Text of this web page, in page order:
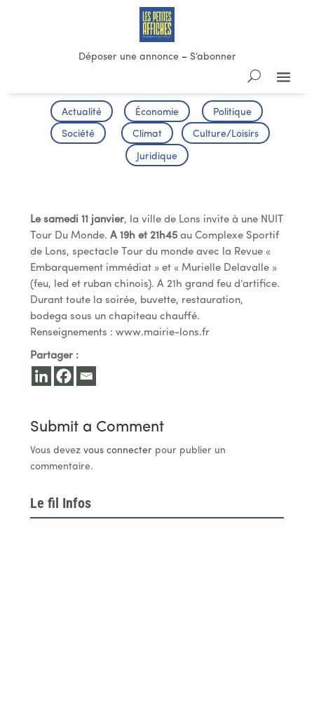
Déposer une annonce– S’abonner
Actualité Économie Politique
Société Climat Culture/Loisirs
Juridique
Le samedi 11 janvier, la ville de Lons invite à une NUIT
Tour Du Monde. A 19h et 21h45au Complexe Sportif
de Lons, spectacle Tour du monde avec la Revue «
Embarquement immédiat » et « Murielle Delavalle »
(feu, led et ruban chinois). A 21h grand feu d’artifice.
Durant toute la soirée, buvette, restauration,
bodega sous un chapiteau chauffé.
Renseignements : www.mairie-lons.fr
Partager :
Submit a Comment
Vous devez vous connecterpour publier un
commentaire.
Le fil Infos